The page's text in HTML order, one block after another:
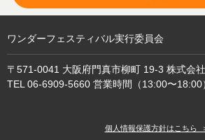
ワンダーフェスティバル実行委員会
〒571-0041 大阪府門真市柳町 19-3 株式会
TEL 06-6909-5660 営業時間（13:00〜18:00
個人情報保護方針はこちら